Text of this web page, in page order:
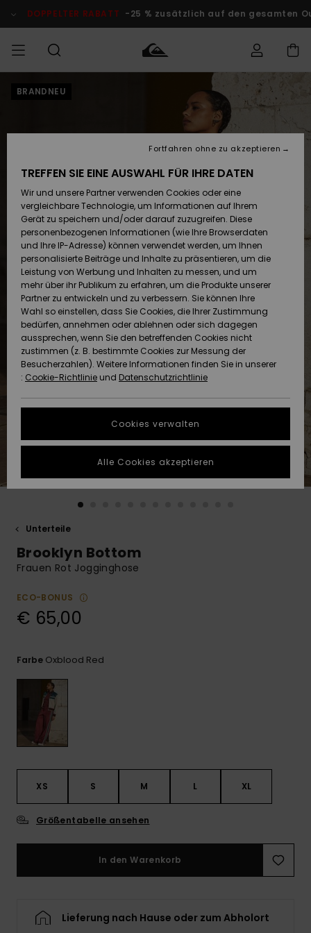
Produktinformation
DOPPELTER RABATT -25 % zusätzlich auf den gesamten
MÄNNER
Accessoires
Schuhe&
Flip-Flops
Surf
Snow
Brandneu
Highlights
JUNGEN
Accessoires
Schuhe&
Flip-Flops
Surf
Snow
Brandneu
Highlights
FRAUEN
Brandneu
Highlights
Snow
SURF
Kinder
Highlights
Community
SNOW
Kinder
Snow Shop
Damen
Highlights
Community
DOPPELTER
RABATT
KINDER
Outlet
Frauen
HILFE & KONTAKT
Versand
Retouren
Bezahlung
Geschenkkarte
Quiksilver
Freedom
Datenschutz
Starten Sie eine
Unterhaltung,
schnellste
Antwort auf Ihre
Frage zu
Finden Sie
NACHHALTIGKEIT
WUNSCHLISTE
BRANDNEU
Unterteile
Brooklyn Bottom
Frauen Rot Jogginghose
ECO-BONUS
€ 65,00
Farbe Oxblood Red
XS S M L XL
Größentabelle ansehen
In den Warenkorb
Lieferung nach Hause oder zum Abholort
TREFFEN SIE EINE AUSWAHL FÜR IHRE DATEN
Wir und unsere Partner verwenden Cookies oder eine
vergleichbare Technologie, um Informationen auf Ihrem
Gerät zu speichern und/oder darauf zuzugreifen. Diese
personenbezogenen Informationen (wie Ihre Browserdaten
und Ihre IP-Adresse) können verwendet werden, um Ihnen
personalisierte Beiträge und Inhalte zu präsentieren, um die
Leistung von Werbung und Inhalten zu messen, und um
mehr über ihr Publikum zu erfahren, um die Produkte unserer
Partner zu entwickeln und zu verbessern. Sie können Ihre
Wahl so einstellen, dass Sie Cookies, die Ihrer Zustimmung
bedürfen, annehmen oder ablehnen oder sich dagegen
aussprechen, wenn Sie den betreffenden Cookies nicht
zustimmen (z. B. bestimmte Cookies zur Messung der
Besucherzahlen). Weitere Informationen finden Sie in unserer
: Cookie-Richtlinie und Datenschutzrichtlinie
Cookies verwalten
Fortfahren ohne zu akzeptieren
Alle Cookies akzeptieren